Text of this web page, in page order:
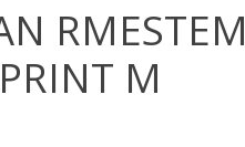
RMESTEM
M